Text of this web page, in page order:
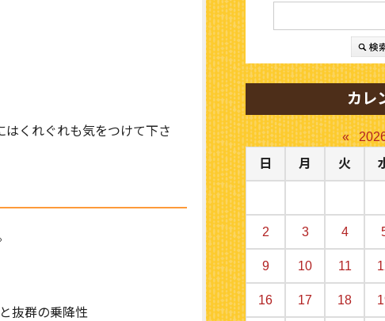
はくれぐれも気をつけて下さ
抜群の乗降性
カレ
«
日
月 火
2 3 4
9 10 11
16 17 18